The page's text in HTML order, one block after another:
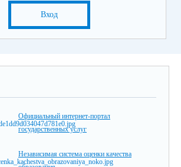
Вход
Официальный интернет-портал
государственных услуг
Независимая система оценки качества